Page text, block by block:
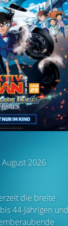
August 2026
die breite
44-Jährigen und